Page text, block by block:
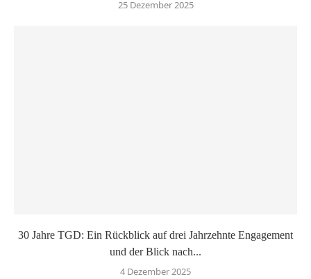
25 Dezember 2025
30 Jahre TGD: Ein Rückblick auf drei Jahrzehnte Engagement
und der Blick nach...
4 Dezember 2025